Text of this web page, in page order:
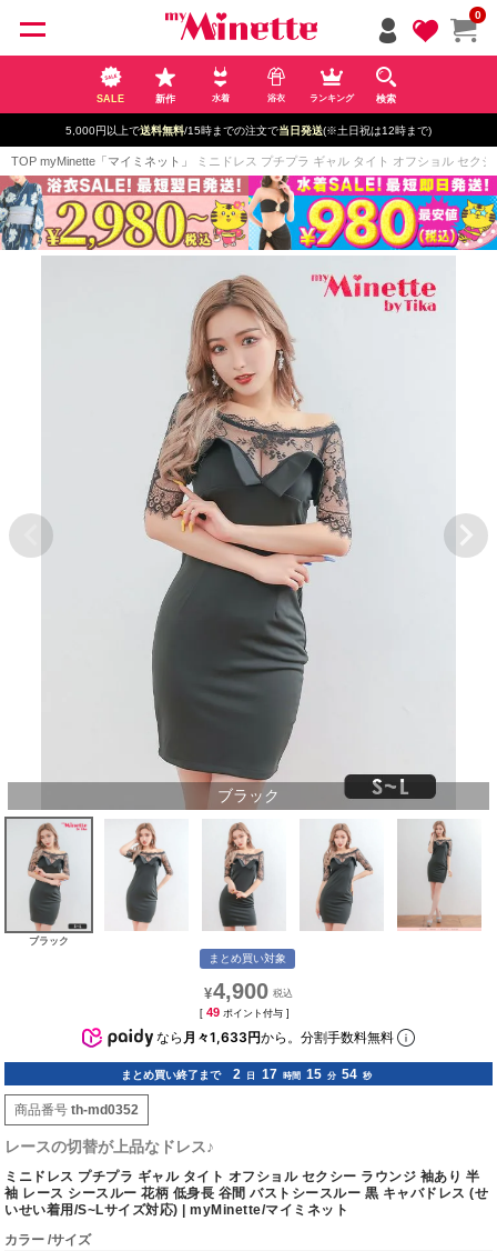
0
SALE 新作 水着 浴衣 ランキング 検索
5,000円以上で送料無料/15時までの注文で当日発送(※土日祝は12時まで)
TOP myMinette「マイミネット」 ミニドレス プチプラ ギャル タイト オフショル セク
ブラック
ブラック
まとめ買い対象
¥4,900
[ 49 ポイント付与 ]
なら 月々1,633円から。分割手数料無料
まとめ買い終了まで 2 日 17 時間 15 分 53 秒
商品番号 th-md0352
レースの切替が上品なドレス♪
ミニドレス プチプラ ギャル タイト オフショル セクシー ラウンジ 袖あり 半
袖 レース シースルー 花柄 低身長 谷間 バストシースルー 黒 キャバドレス (せ
いせい着用/S~Lサイズ対応) | myMinette/マイミネット
カラー サイズ
ペー
ジト
ップ